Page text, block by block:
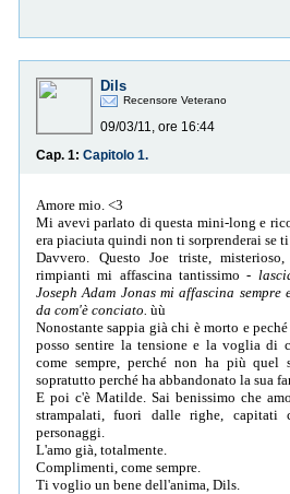
Dils
Recensore Veterano
09/03/11, ore 16:44
Cap. 1: Capitolo 1.
Amore mio. <3
Mi avevi parlato di questa mini-long e
era piaciuta quindi non ti sorprenderai se
Davvero. Questo Joe triste,
rimpianti mi affascina tantissimo -
Joseph Adam Jonas mi affascina sempre
da com'è conciato. ùù
Nonostante sappia già chi è morto e
posso sentire la tensione e la voglia di
come sempre, perché non ha più quel
sopratutto perché ha abbandonato la sua
E poi c'è Matilde. Sai benissimo che
strampalati, fuori dalle righe,
personaggi.
L'amo già, totalmente.
Complimenti, come sempre.
Ti voglio un bene dell'anima, Dils.